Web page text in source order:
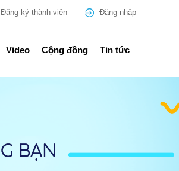
Đăng nhập
Đăng ký thành viên
Video Cộng đồng Tin tức